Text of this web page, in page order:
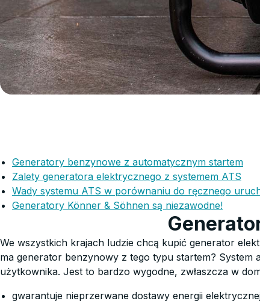
Generatory benzynowe z automatycznym startem
Zalety generatora elektrycznego z systemem ATS
Wady systemu ATS w porównaniu do ręcznego
Generatory Könner & Söhnen są niezawodne!
We wszystkich krajach ludzie chcą kupić generator
ma generator benzynowy z tego typu startem? System
użytkownika. Jest to bardzo wygodne, zwłaszcza w
gwarantuje nieprzerwane dostawy energii